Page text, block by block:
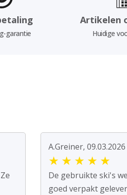
garantie
Artikelen
Huidige
A.Greiner, 09.03.2026
★ ★ ★ ★ ★
De gebruikte ski's
goed verpakt